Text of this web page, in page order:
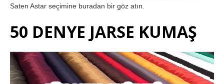
Saten Astar seçimine buradan bir göz atın.
50 DENYE JARSE KUMAŞ